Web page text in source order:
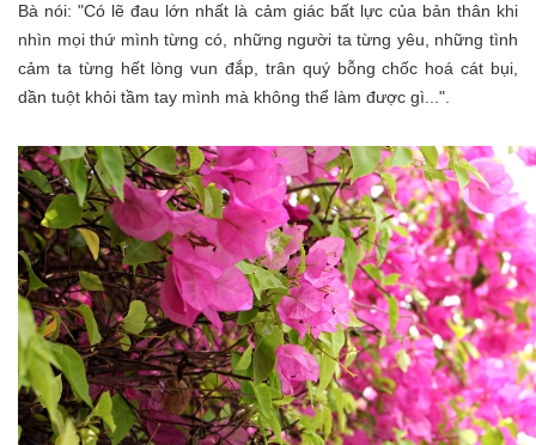
Bà nói: "Có lẽ đau lớn nhất là cảm giác bất lực của bản thân khi
nhìn mọi thứ mình từng có, những người ta từng yêu, những tình
cảm ta từng hết lòng vun đắp, trân quý bỗng chốc hoá cát bụi,
dần tuột khỏi tầm tay mình mà không thể làm được gì...".